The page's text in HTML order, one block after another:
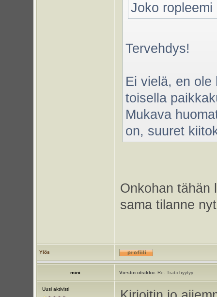
Joko
Tervehdys!
Ei vielä, en ole
toisella
Mukava
on, suuret
Onkohan tähän
sama tilanne
Ylös
mini Viestin otsikko:Re: Trabi hyytyy
Uusi aktivisti